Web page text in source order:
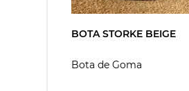
BOTA STORKE BEIGE
Bota de Goma